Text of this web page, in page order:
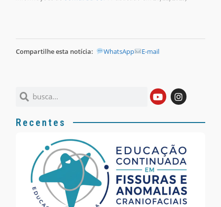
Compartilhe esta notícia: WhatsApp E-mail
Recentes